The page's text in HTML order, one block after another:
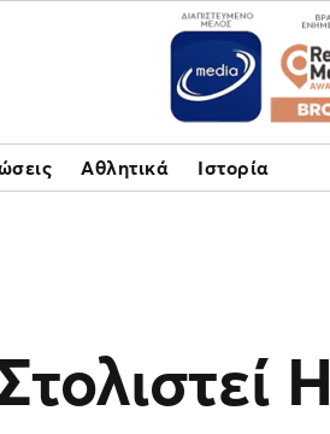
Αθλητικά Ιστορία
Η